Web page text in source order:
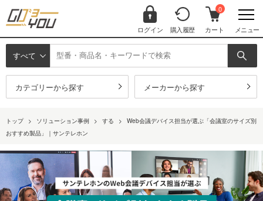
ログイン 購入履歴
0
カート メニュー
すべて
カテゴリーから探す メーカーから探す
トップ > ソリューション事例 > する >
Web会議デバイス担当が選ぶ「会議室のサイズ別
おすすめ製品」｜サンテレホン